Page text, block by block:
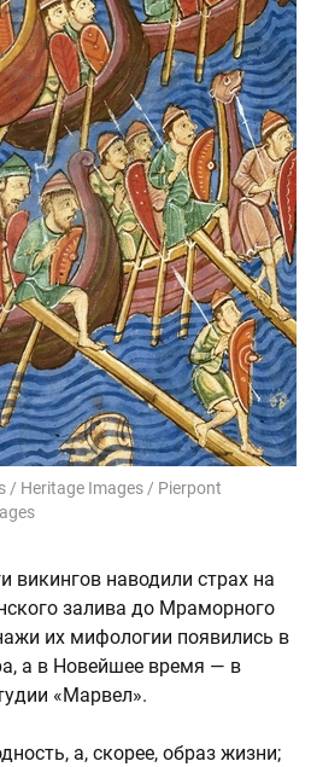
/ Heritage Images / Pierpont
викингов наводили страх на
залива до Мраморного
их мифологии появились в
а в Новейшее время — в
«Марвел».
а, скорее, образ жизни;